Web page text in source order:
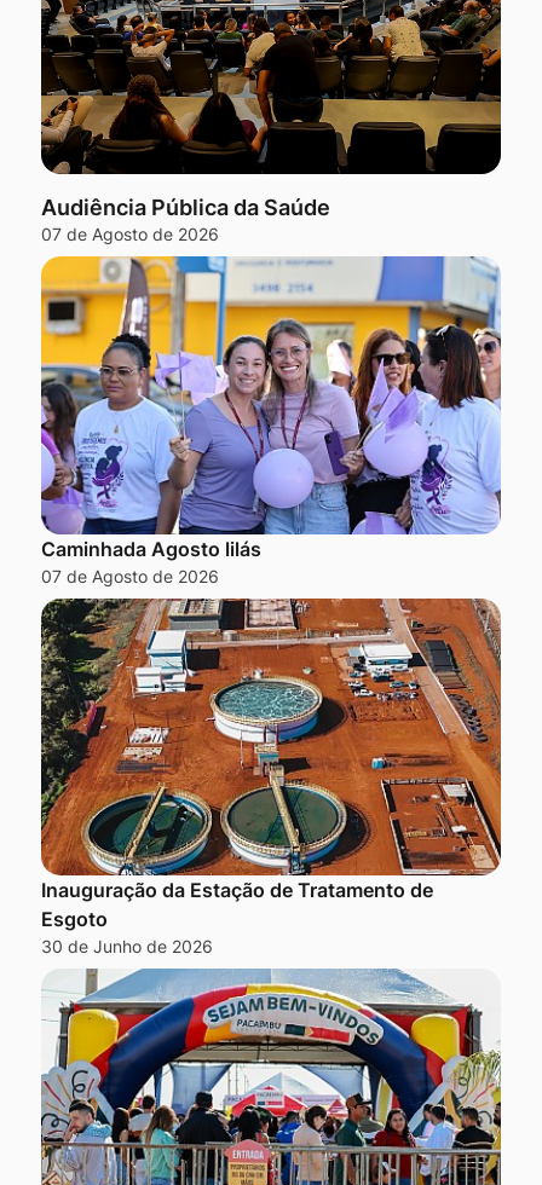
Audiência Pública da Saúde
07 de Agosto de 2026
Caminhada Agosto lilás
07 de Agosto de 2026
Inauguração da Estação de Tratamento de
Esgoto
30 de Junho de 2026